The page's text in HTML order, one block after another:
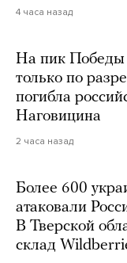
4 часа назад
На пик Победы
только по
погибла
Наговицина
2 часа назад
Более 600
атаковали
В Тверской
склад